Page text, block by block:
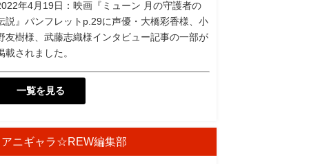
年4月19日：映画『ミューン 月の守護者の
説』パンフレットp.29に声優・大橋彩香様、小
友樹様、武藤志織様インタビュー記事の一部が
載されました。
一覧を見る
アニギャラ☆REW編集部